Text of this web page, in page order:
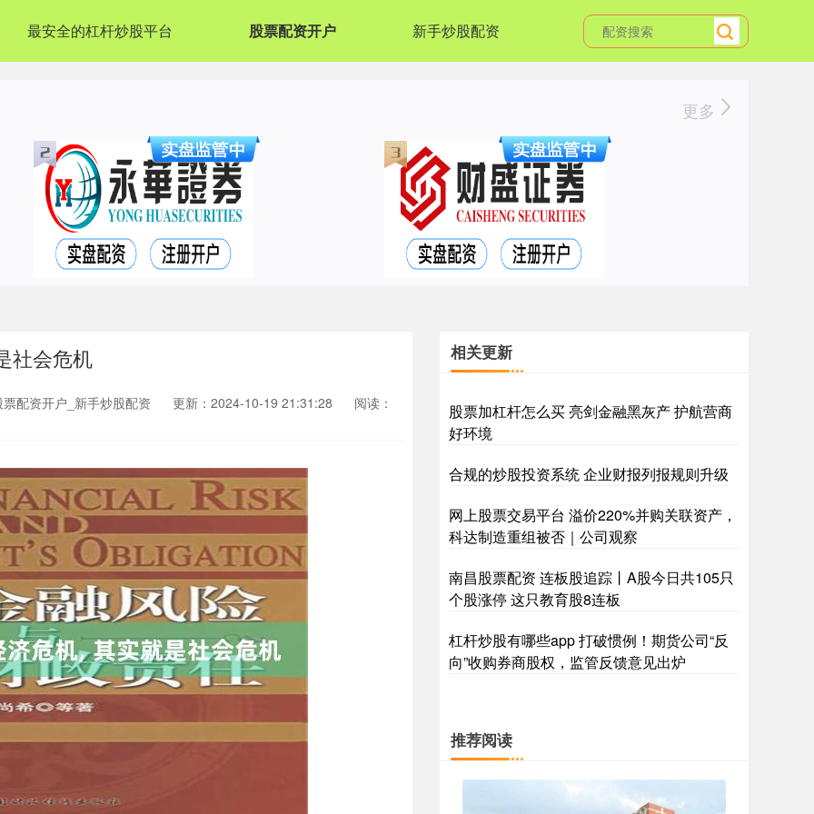
最安全的杠杆炒股平台 股票配资开户 新手炒股配资
更多
社会危机
配资开户_新手炒股配资 更新：2024-10-19 21:31:28 阅读：
相关更新
股票加杠杆怎么买 亮剑金融黑灰产 护航营商
好环境
合规的炒股投资系统 企业财报列报规则升级
网上股票交易平台 溢价220%并购关联资产，
科达制造重组被否｜公司观察
南昌股票配资 连板股追踪丨A股今日共105只
个股涨停 这只教育股8连板
杠杆炒股有哪些app 打破惯例！期货公司“反
向”收购券商股权，监管反馈意见出炉
推荐阅读